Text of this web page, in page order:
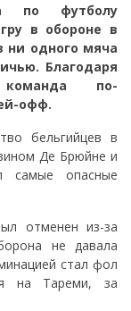
по футболу
в обороне в
ни одного мяча
Благодаря
команда по-
офф.
бельгийцев в
Де Брюйне и
самые опасные
отменен из-за
не давала
стал фол
на Тареми, за